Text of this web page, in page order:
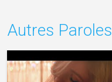
Autres Paroles